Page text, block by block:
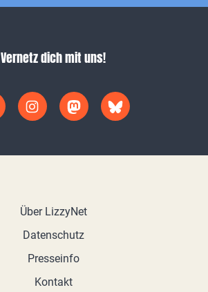
Vernetz dich mit uns!
Über LizzyNet
Datenschutz
Presseinfo
Kontakt